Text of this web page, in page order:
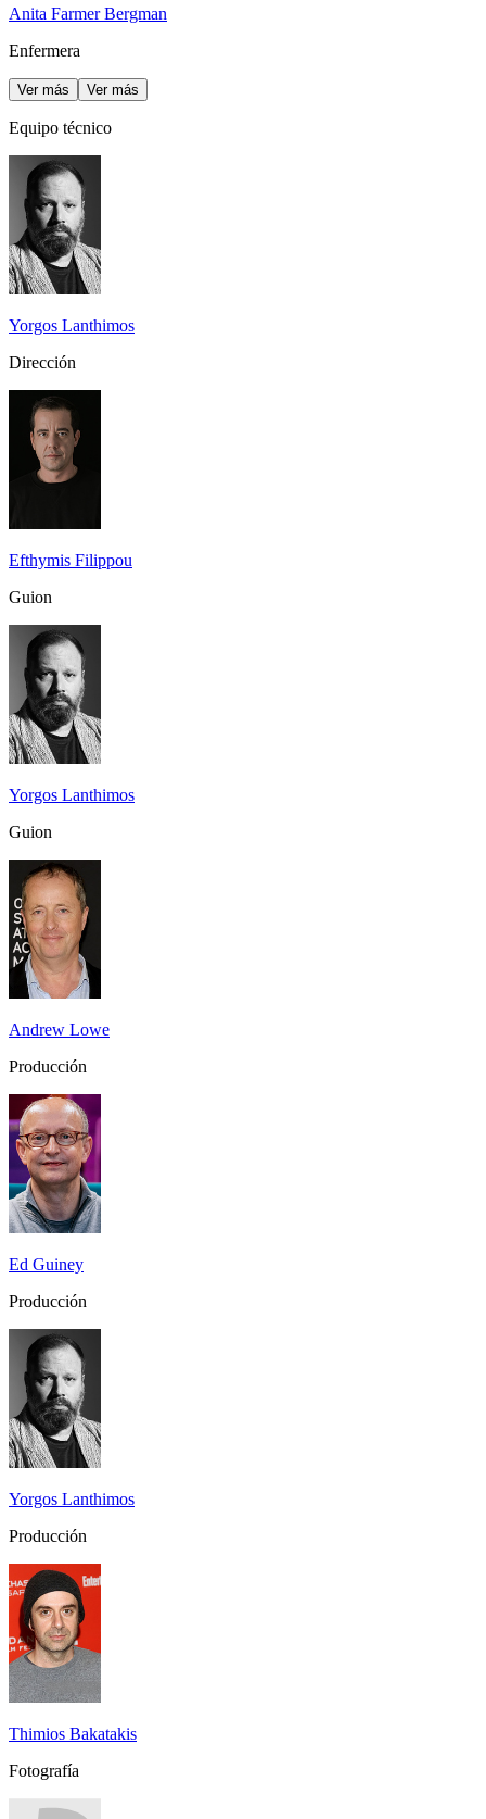
Anita Farmer Bergman
Enfermera
Ver más Ver más
Equipo técnico
Yorgos Lanthimos
Dirección
Efthymis Filippou
Guion
Yorgos Lanthimos
Guion
Andrew Lowe
Producción
Ed Guiney
Producción
Yorgos Lanthimos
Producción
Thimios Bakatakis
Fotografía